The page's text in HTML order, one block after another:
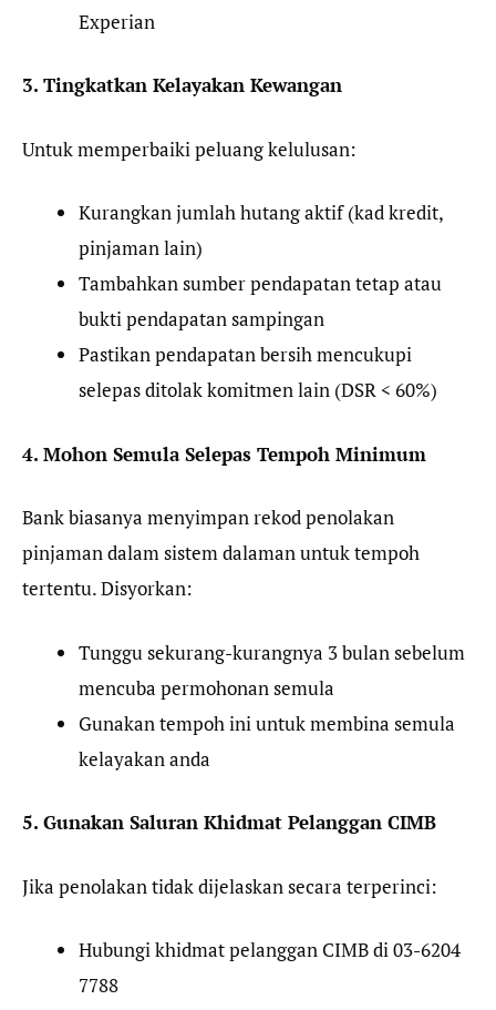
Experian
3. Tingkatkan Kelayakan Kewangan
Untuk memperbaiki peluang kelulusan:
Kurangkan jumlah hutang aktif (kad kredit,
pinjaman lain)
Tambahkan sumber pendapatan tetap atau
bukti pendapatan sampingan
Pastikan pendapatan bersih mencukupi
selepas ditolak komitmen lain (DSR < 60%)
4. Mohon Semula Selepas Tempoh Minimum
Bank biasanya menyimpan rekod penolakan
pinjaman dalam sistem dalaman untuk tempoh
tertentu. Disyorkan:
Tunggu sekurang-kurangnya 3 bulan sebelum
mencuba permohonan semula
Gunakan tempoh ini untuk membina semula
kelayakan anda
5. Gunakan Saluran Khidmat Pelanggan CIMB
Jika penolakan tidak dijelaskan secara terperinci:
Hubungi khidmat pelanggan CIMB di 03-6204
7788